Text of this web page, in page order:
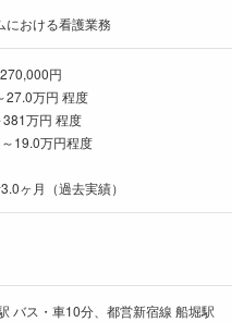
における看護業務
円
27.0万円 程度
381万円 程度
19.0万円程度
ヶ月（過去実績）
バス・車10分、都営新宿線 船堀駅